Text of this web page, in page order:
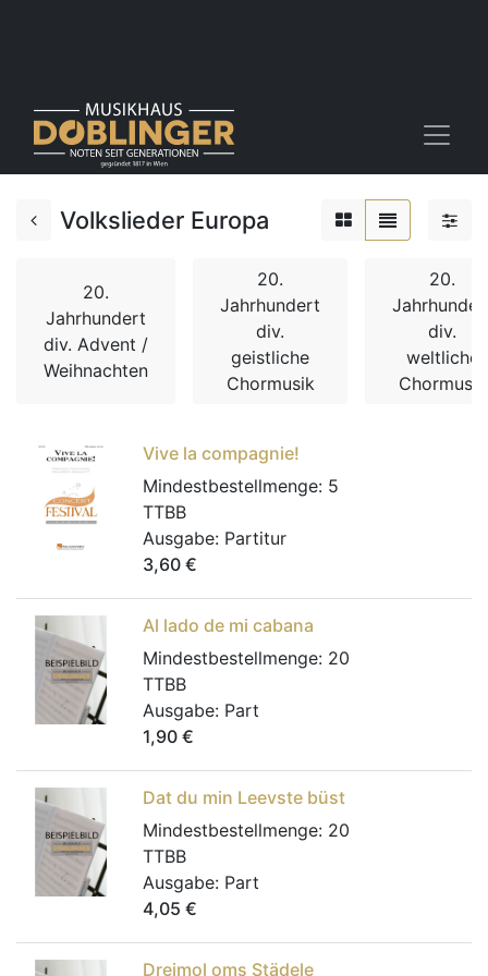
Volkslieder Europa
20.
Jahrhundert
div. Advent /
Weihnachten
20.
Jahrhundert
div.
geistliche
Chormusik
20.
div.
weltliche
Chormusik
Vive la compagnie!
Mindestbestellmenge: 5
TTBB
Ausgabe: Partitur
3,60 €
Al lado de mi cabana
Mindestbestellmenge: 20
TTBB
Ausgabe: Part
1,90 €
Dat du min Leevste büst
Mindestbestellmenge: 20
TTBB
Ausgabe: Part
4,05 €
Dreimol oms Städele